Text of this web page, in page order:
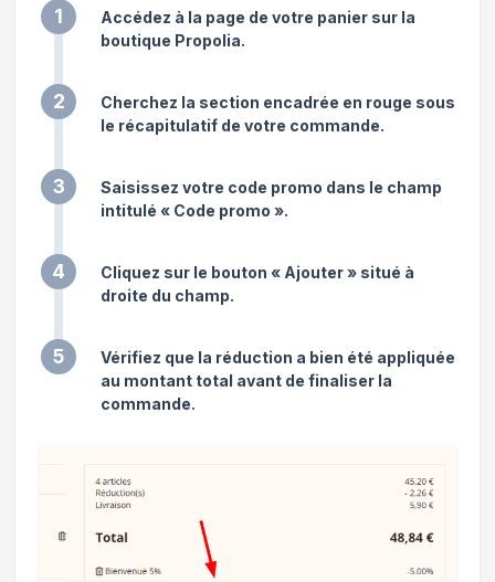
1
Accédez à la page de votre panier sur la
boutique Propolia.
2
Cherchez la section encadrée en rouge sous
le récapitulatif de votre commande.
3
Saisissez votre code promo dans le champ
intitulé « Code promo ».
4
Cliquez sur le bouton « Ajouter » situé à
droite du champ.
5
Vérifiez que la réduction a bien été appliquée
au montant total avant de finaliser la
commande.